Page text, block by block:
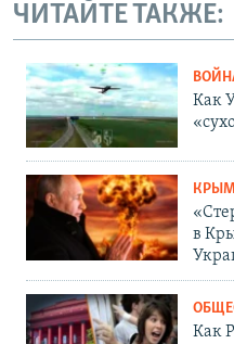
ЧИТАЙТЕ ТАКЖЕ:
Как
в
Как